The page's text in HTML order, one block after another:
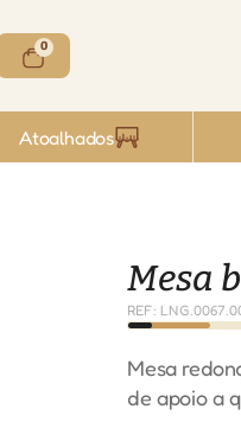
0
Atoalhados
Mesa
REF:
Mesa
de apoio a